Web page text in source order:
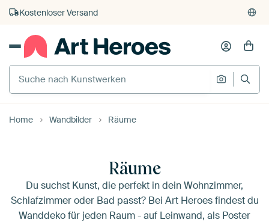
Kauf auf Rechnung
Individueller Druck auf Bestellung
Home Wandbilder Räume
Räume
Du suchst Kunst, die perfekt in dein Wohnzimmer,
Schlafzimmer oder Bad passt? Bei Art Heroes findest du
Wanddeko für jeden Raum - auf Leinwand, als Poster